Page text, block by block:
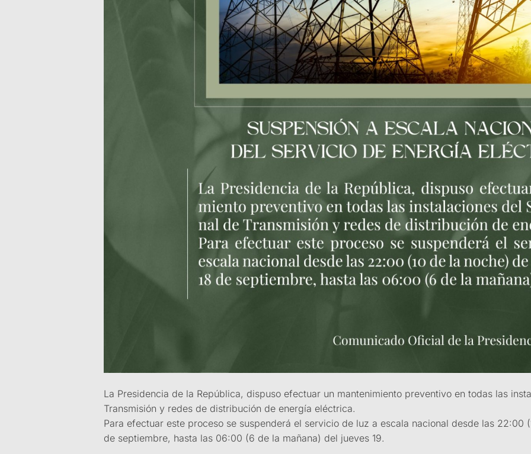
La Presidencia de la República, dispuso efectuar un mantenimiento preventivo en todas las
Transmisión y redes de distribución de energía eléctrica.
Para efectuar este proceso se suspenderá el servicio de luz a escala nacional desde las 22:00
de septiembre, hasta las 06:00 (6 de la mañana) del jueves 19.